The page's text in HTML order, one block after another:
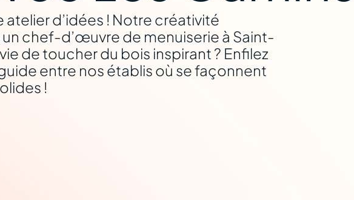
atelier d’idées ! Notre créativité
chef-d’œuvre de menuiserie à Saint-
de toucher du bois inspirant ? Enfilez
entre nos établis où se façonnent
!